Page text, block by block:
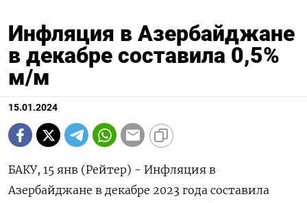
Инфляция в Азербайджане
в декабре составила 0,5%
м/м
15.01.2024
БАКУ, 15 янв (Рейтер) - Инфляция в
Азербайджане в декабре 2023 года составила